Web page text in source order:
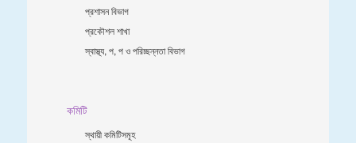
প্রশাসন বিভাগ
প্রকৌশল শাখা
স্বাস্থ্য, প, প ও পরিচ্ছন্নতা ‍বিভাগ
কমিটি
স্থায়ী কমিটিসমূহ